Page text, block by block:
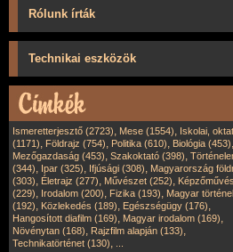
Rólunk írták
Technikai eszközök
Ismeretterjesztő (2723), Mese (1554), Iskolai,
(1171), Földrajz (754), Politika (610), Biológia (453),
Mezőgazdaság (453), Szakoktató (398),
(344), Ipar (325), Ifjúsági (308), Magyarország
(303), Életrajz (277), Művészet (252),
(229), Irodalom (200), Fizika (193), Magyar
(192), Közlekedés (189), Egészségügy (176),
Hangosított diafilm (169), Magyar irodalom (169),
Növénytan (168), Rajzfilm alapján (133),
Technikatörténet (130),